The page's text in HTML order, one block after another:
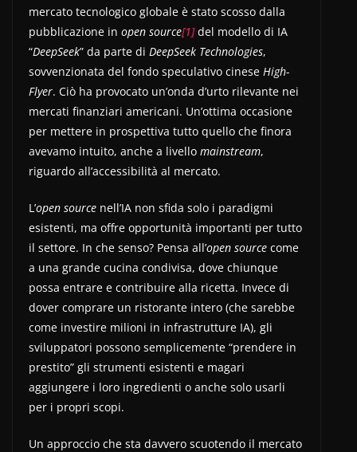
mercato tecnologico globale è stato scosso dalla
pubblicazione in open source[1]del modello di IA
“DeepSeek” da parte di DeepSeek Technologies,
sovvenzionata del fondo speculativo cinese High-
Flyer. Ciò ha provocato un’onda d’urto rilevante nei
mercati finanziari americani. Un’ottima occasione
per mettere in prospettiva tutto quello che finora
avevamo intuito, anche a livello mainstream,
riguardo all’accessibilità al mercato.
L’open source nell’IA non sfida solo i paradigmi
esistenti, ma offre opportunità importanti per tutto
il settore. In che senso? Pensa all’open source come
a una grande cucina condivisa, dove chiunque
possa entrare e contribuire alla ricetta. Invece di
dover comprare un ristorante intero (che sarebbe
come investire milioni in infrastrutture IA), gli
sviluppatori possono semplicemente “prendere in
prestito” gli strumenti esistenti e magari
aggiungere i loro ingredienti o anche solo usarli
per i propri scopi.
Un approccio che sta davvero scuotendo il mercato